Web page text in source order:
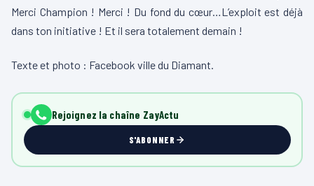
Merci Champion ! Merci ! Du fond du cœur…L’exploit est déjà
dans ton initiative ! Et il sera totalement demain !
Texte et photo : Facebook ville du Diamant.
Rejoignez la chaîne ZayActu
S'ABONNER